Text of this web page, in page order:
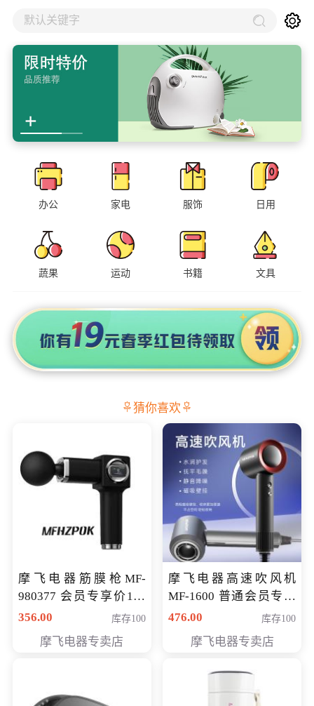
默认关键字
办公 家电 服饰 日用
蔬果 运动 书籍 文具
猜你喜欢
摩飞电器筋膜枪MF-
980377 会员专享价199
元
356.00 库存100
摩飞电器专卖店
摩飞电器高速吹风机
MF-1600 普通会员专享
价298元
476.00 库存100
摩飞电器专卖店